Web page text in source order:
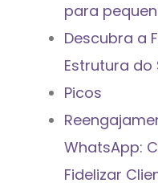
para
Descubra a
Estrutura do
Picos
WhatsApp:
Fidelizar